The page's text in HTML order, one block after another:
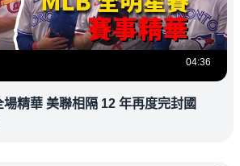
04:36
精華 美聯相隔 12 年再度完封國